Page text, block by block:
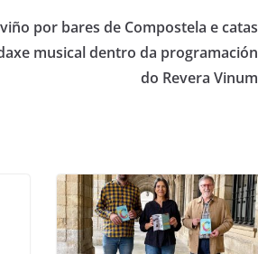
por bares de Compostela e catas
musical dentro da programación
do Revera Vinum